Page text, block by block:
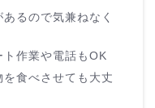
るので気兼ねなく
作業や電話もOK
食べさせても大丈